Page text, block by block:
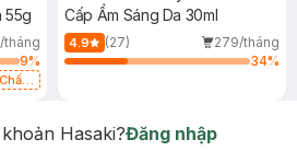
55g
tháng
9%
Cấp Ẩm Sáng Da 30ml
4.9 (27)
279/tháng
34%
Hasaki?Đăng nhập